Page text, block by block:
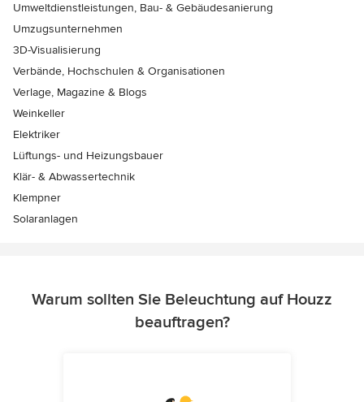
Umweltdienstleistungen, Bau- & Gebäudesanierung
Umzugsunternehmen
3D-Visualisierung
Verbände, Hochschulen & Organisationen
Verlage, Magazine & Blogs
Weinkeller
Elektriker
Lüftungs- und Heizungsbauer
Klär- & Abwassertechnik
Klempner
Solaranlagen
Warum sollten Sie Beleuchtung auf Houzz
beauftragen?